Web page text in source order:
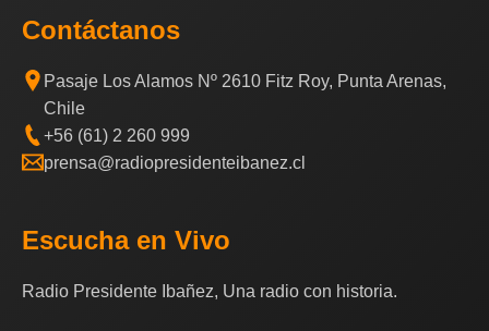
Contáctanos
Pasaje Los Alamos Nº 2610 Fitz Roy, Punta Arenas,
Chile
+56 (61) 2 260 999
prensa@radiopresidenteibanez.cl
Escucha en Vivo
Radio Presidente Ibañez, Una radio con historia.